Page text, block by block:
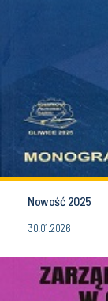
Nowość 2025
30.01.2026